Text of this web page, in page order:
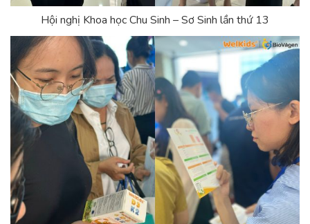
Hội nghị Khoa học Chu Sinh – Sơ Sinh lần thứ 13